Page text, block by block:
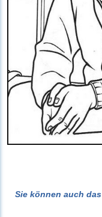
Sie können auch das